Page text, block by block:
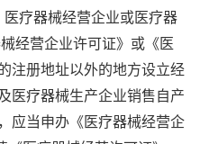
疗器械经营企业或医疗器
经营企业许可证》或《医
注册地址以外的地方设立经
医疗器械生产企业销售自产
应当申办《医疗器械经营企